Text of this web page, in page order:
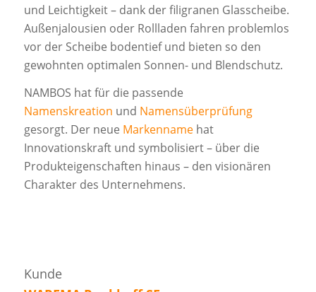
und Leichtigkeit – dank der filigranen Glasscheibe.
Außenjalousien oder Rollladen fahren problemlos
vor der Scheibe bodentief und bieten so den
gewohnten optimalen Sonnen- und Blendschutz.
NAMBOS hat für die passende
Namenskreation und Namensüberprüfung
gesorgt. Der neue Markennamehat
Innovationskraft und symbolisiert – über die
Produkteigenschaften hinaus – den visionären
Charakter des Unternehmens.
Kunde